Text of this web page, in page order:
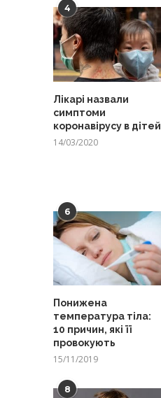
4
Лікарі назвали
симптоми
коронавірусу в дітей
14/03/2020
6
Понижена
температура тіла:
10 причин, які її
провокують
15/11/2019
8